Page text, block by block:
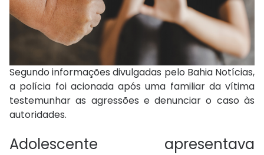
Segundo informações divulgadas pelo Bahia Notícias,
a polícia foi acionada após uma familiar da vítima
testemunhar as agressões e denunciar o caso às
autoridades.
Adolescente apresentava